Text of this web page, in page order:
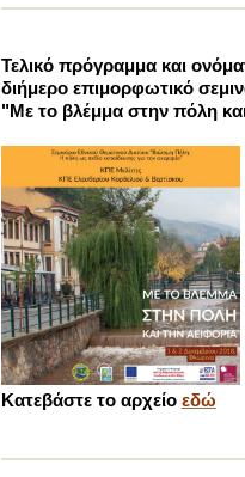
Τελικό πρόγραμμα και
διήμερο επιμορφωτικό
"Με το βλέμμα στην πόλη
Κατεβάστε το αρχείο εδώ